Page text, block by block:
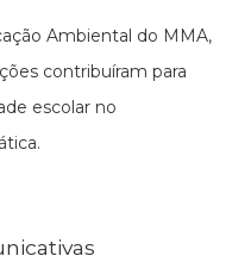
Ambiental do MMA,
contribuíram para
escolar no